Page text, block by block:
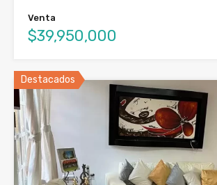
Venta
$39,950,000
Destacados